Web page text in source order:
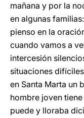
mañana y por la
en algunas
pienso en la
cuando vamos a
intercesión
situaciones
en Santa Marta un
hombre joven
puede y lloraba